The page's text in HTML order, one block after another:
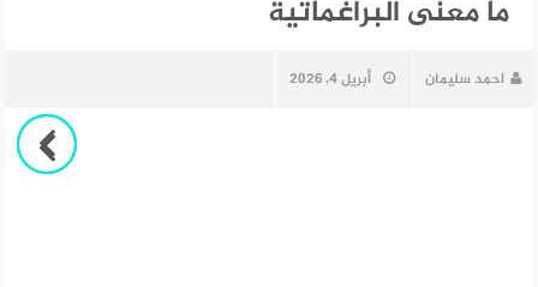
ما معنى البراغماتية
احمد سليمان أبريل 4, 2026